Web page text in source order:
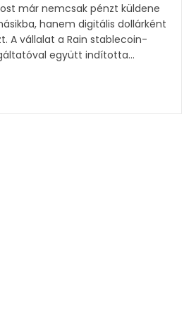
már nemcsak pénzt küldene
hanem digitális dollárként
együtt indította...